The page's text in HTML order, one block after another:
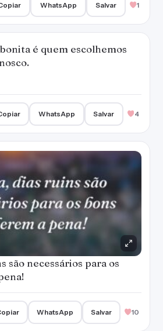
WhatsApp Salvar 1
é quem escolhemos
WhatsApp Salvar 4
são necessários para os
WhatsApp Salvar 10